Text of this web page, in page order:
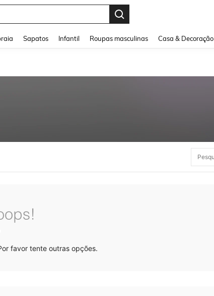
Sapatos Infantil Roupas masculinas Casa & Decoração
favor tente outras opções.